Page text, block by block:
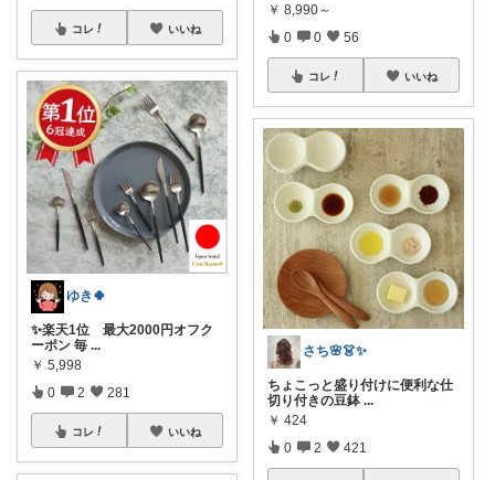
コレ いいね
ゆき🍀
✨楽天1位 最大2000円オフク
ーポン 毎 ...
￥ 5,998
0 2 281
コレ いいね
￥ 8,990～
0 0 56
コレ いいね
さち🌸👗✨
ちょこっと盛り付けに便利な仕
切り付きの豆鉢 ...
￥ 424
0 2 421